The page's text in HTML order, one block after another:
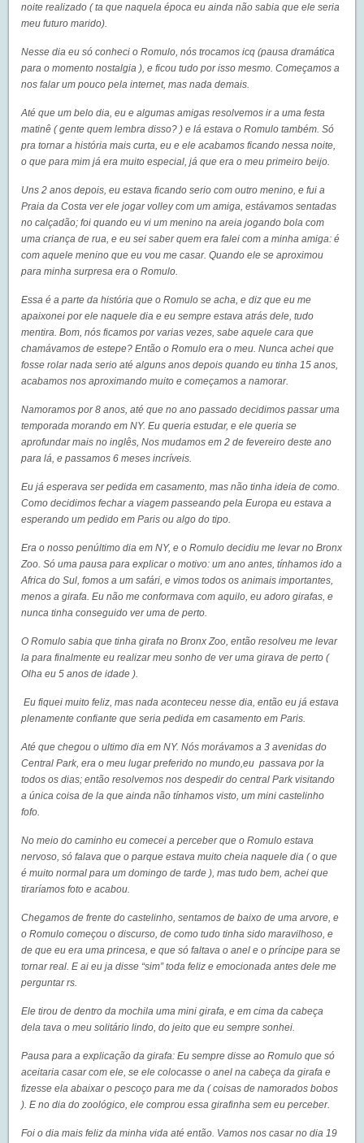
noite realizado ( ta que naquela época eu ainda não sabia que ele seria
meu futuro marido).
Nesse dia eu só conheci o Romulo, nós trocamos icq (pausa dramática
para o momento nostalgia ), e ficou tudo por isso mesmo. Começamos a
nos falar um pouco pela internet, mas nada demais.
Até que um belo dia, eu e algumas amigas resolvemos ir a uma festa
matinê ( gente quem lembra disso? ) e lá estava o Romulo também. Só
pra tornar a história mais curta, eu e ele acabamos ficando nessa noite,
o que para mim já era muito especial, já que era o meu primeiro beijo.
Uns 2 anos depois, eu estava ficando serio com outro menino, e fui a
Praia da Costa ver ele jogar volley com um amiga, estávamos sentadas
no calçadão; foi quando eu vi um menino na areia jogando bola com
uma criança de rua, e eu sei saber quem era falei com a minha amiga: é
com aquele menino que eu vou me casar. Quando ele se aproximou
para minha surpresa era o Romulo.
Essa é a parte da história que o Romulo se acha, e diz que eu me
apaixonei por ele naquele dia e eu sempre estava atrás dele, tudo
mentira. Bom, nós ficamos por varias vezes, sabe aquele cara que
chamávamos de estepe? Então o Romulo era o meu. Nunca achei que
fosse rolar nada serio até alguns anos depois quando eu tinha 15 anos,
acabamos nos aproximando muito e começamos a namorar.
Namoramos por 8 anos, até que no ano passado decidimos passar uma
temporada morando em NY. Eu queria estudar, e ele queria se
aprofundar mais no inglês, Nos mudamos em 2 de fevereiro deste ano
para lá, e passamos 6 meses incríveis.
Eu já esperava ser pedida em casamento, mas não tinha ideia de como.
Como decidimos fechar a viagem passeando pela Europa eu estava a
esperando um pedido em Paris ou algo do tipo.
Era o nosso penúltimo dia em NY, e o Romulo decidiu me levar no Bronx
Zoo. Só uma pausa para explicar o motivo: um ano antes, tínhamos ido a
Africa do Sul, fomos a um safári, e vimos todos os animais importantes,
menos a girafa. Eu não me conformava com aquilo, eu adoro girafas, e
nunca tinha conseguido ver uma de perto.
O Romulo sabia que tinha girafa no Bronx Zoo, então resolveu me levar
la para finalmente eu realizar meu sonho de ver uma girava de perto (
Olha eu 5 anos de idade ).
Eu fiquei muito feliz, mas nada aconteceu nesse dia, então eu já estava
plenamente confiante que seria pedida em casamento em Paris.
Até que chegou o ultimo dia em NY. Nós morávamos a 3 avenidas do
Central Park, era o meu lugar preferido no mundo,eu passava por la
todos os dias; então resolvemos nos despedir do central Park visitando
a única coisa de la que ainda não tínhamos visto, um mini castelinho
fofo.
No meio do caminho eu comecei a perceber que o Romulo estava
nervoso, só falava que o parque estava muito cheia naquele dia ( o que
é muito normal para um domingo de tarde ), mas tudo bem, achei que
tiraríamos foto e acabou.
Chegamos de frente do castelinho, sentamos de baixo de uma arvore, e
o Romulo começou o discurso, de como tudo tinha sido maravilhoso, e
de que eu era uma princesa, e que só faltava o anel e o príncipe para se
tornar real. E ai eu ja disse “sim” toda feliz e emocionada antes dele me
perguntar rs.
Ele tirou de dentro da mochila uma mini girafa, e em cima da cabeça
dela tava o meu solitário lindo, do jeito que eu sempre sonhei.
Pausa para a explicação da girafa: Eu sempre disse ao Romulo que só
aceitaria casar com ele, se ele colocasse o anel na cabeça da girafa e
fizesse ela abaixar o pescoço para me da ( coisas de namorados bobos
). E no dia do zoológico, ele comprou essa girafinha sem eu perceber.
Foi o dia mais feliz da minha vida até então. Vamos nos casar no dia 19